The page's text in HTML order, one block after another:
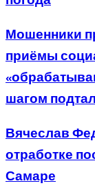
Мошенники
приёмы
шагом
Вячеслав
отработке
Самаре